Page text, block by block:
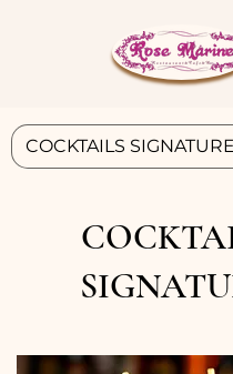
COCKTAILS SIGNATURE